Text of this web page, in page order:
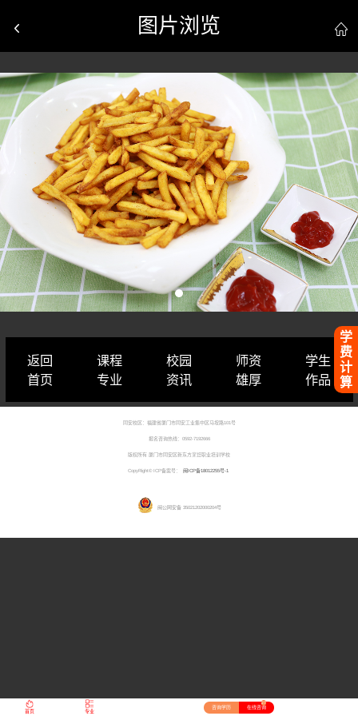
学
费
计
算
 图片浏览 
返回
首页
课程
专业
校园
资讯
师资
雄厚
学生
作品
同安校区：福建省厦门市同安工业集中区马垵路101号
报名咨询热线：0592-7192666
版权所有 厦门市同安区新东方烹饪职业培训学校
CopyRight© ICP备案号： 闽ICP备18012255号-1
闽公网安备 35021202000204号
首页 专业
咨询学历 在线咨询
27